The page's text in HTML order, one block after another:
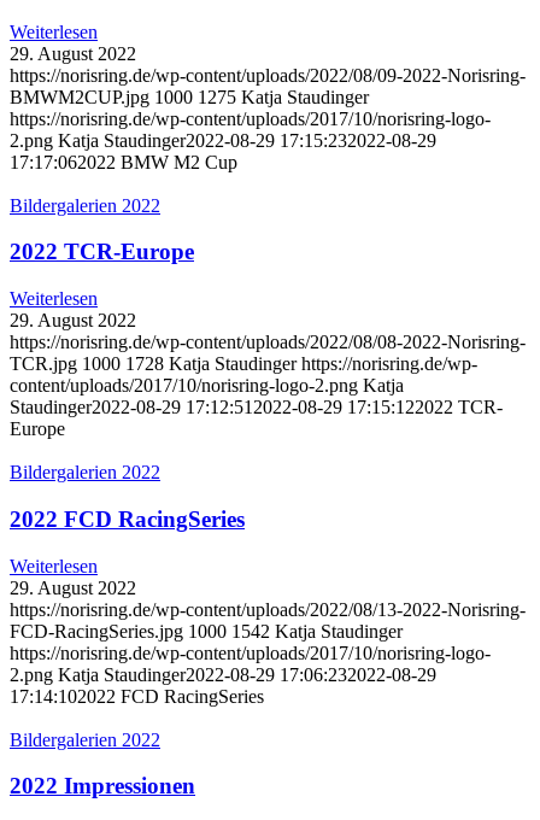
Weiterlesen
29. August 2022
https://norisring.de/wp-content/uploads/2022/08/09-2022-Norisring-
BMWM2CUP.jpg 1000 1275 Katja Staudinger
https://norisring.de/wp-content/uploads/2017/10/norisring-logo-
2.png Katja Staudinger2022-08-29 17:15:232022-08-29
17:17:062022 BMW M2 Cup
Bildergalerien 2022
2022 TCR-Europe
Weiterlesen
29. August 2022
https://norisring.de/wp-content/uploads/2022/08/08-2022-Norisring-
TCR.jpg 1000 1728 Katja Staudinger https://norisring.de/wp-
content/uploads/2017/10/norisring-logo-2.png Katja
Staudinger2022-08-29 17:12:51 2022-08-29 17:15:122022 TCR-
Europe
Bildergalerien 2022
2022 FCD RacingSeries
Weiterlesen
29. August 2022
https://norisring.de/wp-content/uploads/2022/08/13-2022-Norisring-
FCD-RacingSeries.jpg 1000 1542 Katja Staudinger
https://norisring.de/wp-content/uploads/2017/10/norisring-logo-
2.png Katja Staudinger2022-08-29 17:06:232022-08-29
17:14:102022 FCD RacingSeries
Bildergalerien 2022
2022 Impressionen